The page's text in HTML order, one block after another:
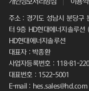
주소 : 경기도 성남시 분당구
터 9층 HD현대에너지솔루션
HD현대에너지솔루션
대표자 : 박종환
사업자등록번호 : 118-81-
대표번호 : 1522-5001
E-mail : hes.sales@hd.com